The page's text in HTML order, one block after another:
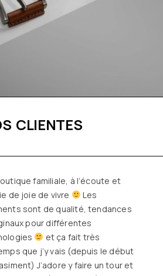
CLIENTES
familiale, à l’écoute et
de joie de vivre
Les
sont de qualité, tendances
pour différentes
et ça fait très
que j’y vais (depuis le début
J’adore y faire un tour et